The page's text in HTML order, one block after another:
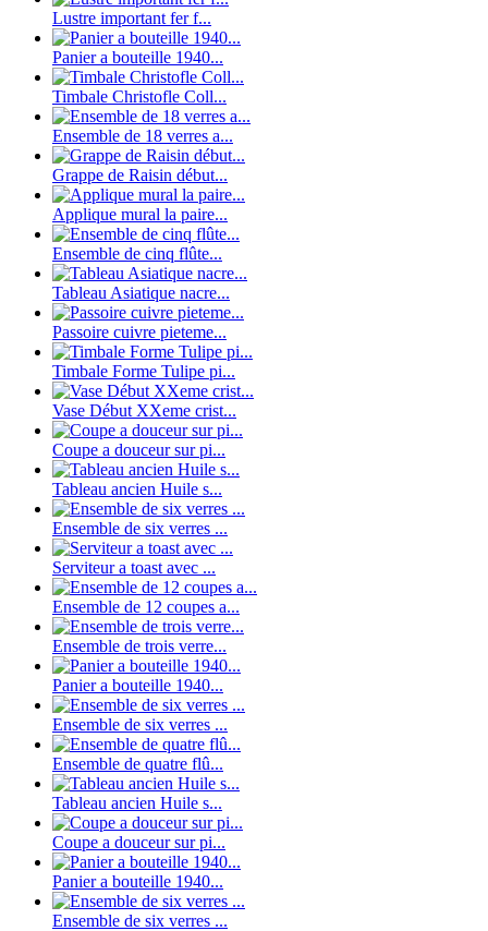
Lustre important fer f...
Panier a bouteille 1940...
Timbale Christofle Coll...
Ensemble de 18 verres a...
Grappe de Raisin début...
Applique mural la paire...
Ensemble de cinq flûte...
Tableau Asiatique nacre...
Passoire cuivre pieteme...
Timbale Forme Tulipe pi...
Vase Début XXeme crist...
Coupe a douceur sur pi...
Tableau ancien Huile s...
Ensemble de six verres ...
Serviteur a toast avec ...
Ensemble de 12 coupes a...
Ensemble de trois verre...
Panier a bouteille 1940...
Ensemble de six verres ...
Ensemble de quatre flû...
Tableau ancien Huile s...
Coupe a douceur sur pi...
Panier a bouteille 1940...
Ensemble de six verres ...